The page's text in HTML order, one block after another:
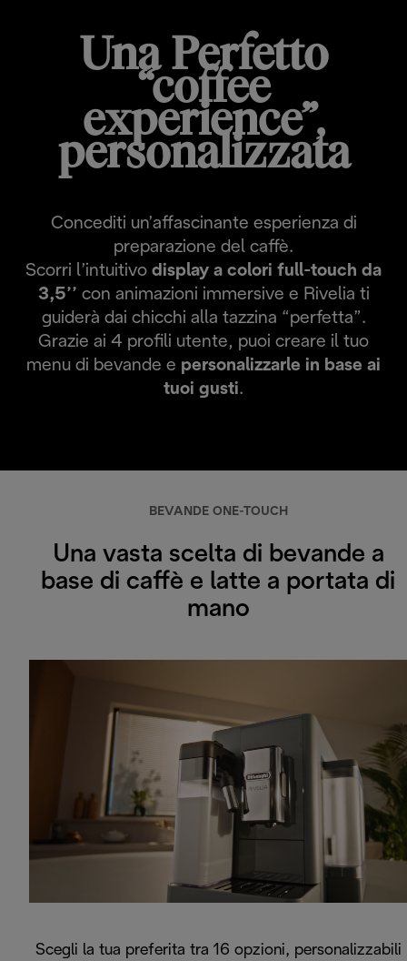
Una Perfetto
“coffee
experience”,
personalizzata
Concediti un’affascinante esperienza di
preparazione del caffè.
Scorri l’intuitivo display a colori full-touch da
3,5’’ con animazioni immersive e Rivelia ti
guiderà dai chicchi alla tazzina “perfetta”.
Grazie ai 4 profili utente, puoi creare il tuo
menu di bevande e personalizzarle in base ai
tuoi gusti.
BEVANDE ONE-TOUCH
Una vasta scelta di bevande a
base di caffè e latte a portata di
mano
Scegli la tua preferita tra 16 opzioni, personalizzabili